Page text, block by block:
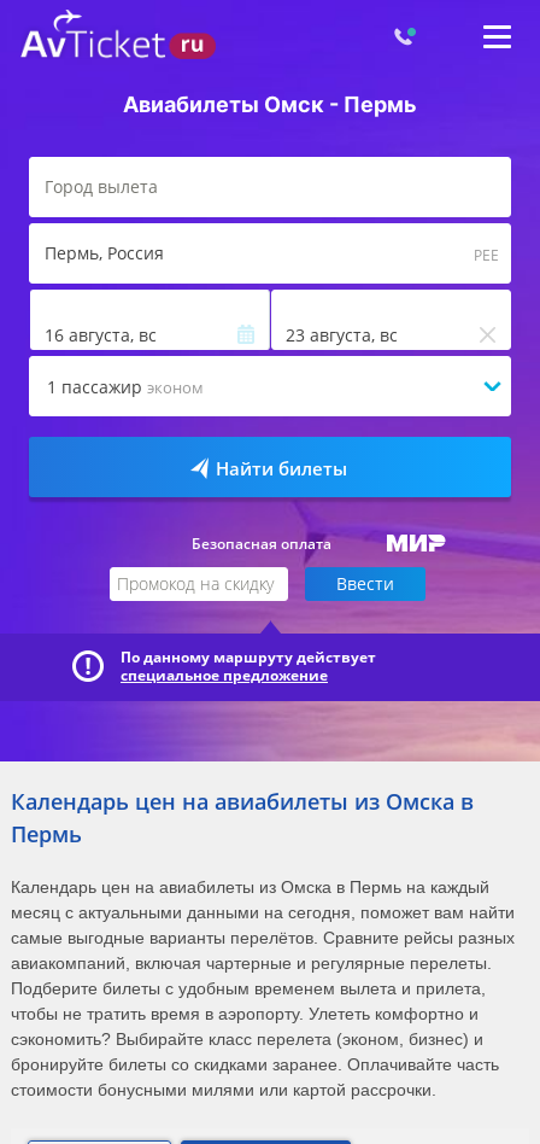
Авиабилеты Омск - Пермь
Пермь, Россия PEE
16 августа, вс 23 августа, вс
1 пассажир эконом
Найти билеты
Безопасная оплата
По данному маршруту действует
специальное предложение
Календарь цен на авиабилеты из Омска в
Пермь
Календарь цен на авиабилеты из Омска в Пермь на каждый
месяц с актуальными данными на сегодня, поможет вам найти
самые выгодные варианты перелётов. Сравните рейсы разных
авиакомпаний, включая чартерные и регулярные перелеты.
Подберите билеты с удобным временем вылета и прилета,
чтобы не тратить время в аэропорту. Улететь комфортно и
сэкономить? Выбирайте класс перелета (эконом, бизнес) и
бронируйте билеты со скидками заранее. Оплачивайте часть
стоимости бонусными милями или картой рассрочки.